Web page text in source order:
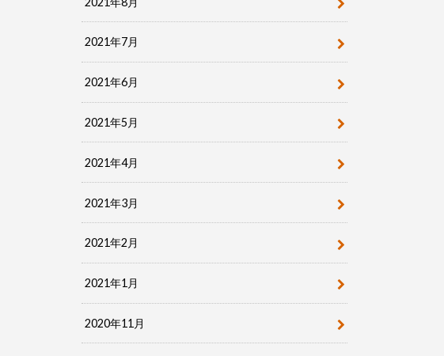
2021年7月
2021年6月
2021年5月
2021年4月
2021年3月
2021年2月
2021年1月
2020年11月